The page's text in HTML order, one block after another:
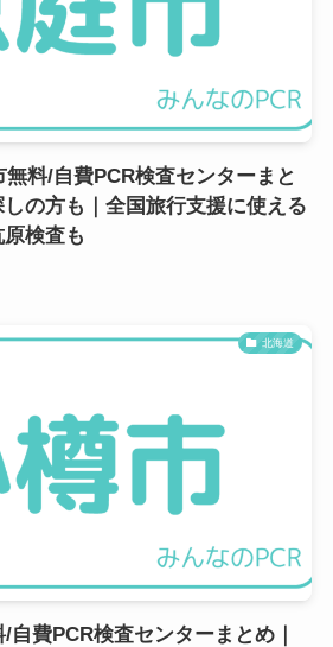
無料/自費PCR検査センターまと
の方も｜全国旅行支援に使える
検査も
北海道
/自費PCR検査センターまとめ｜